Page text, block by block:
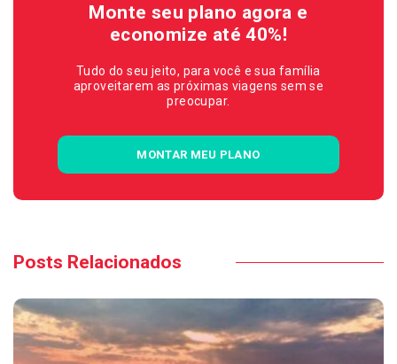
Monte seu plano agora e
economize até 40%!
Tudo do seu jeito, para você e sua família
aproveitarem as próximas viagens sem se
preocupar.
MONTAR MEU PLANO
Posts Relacionados